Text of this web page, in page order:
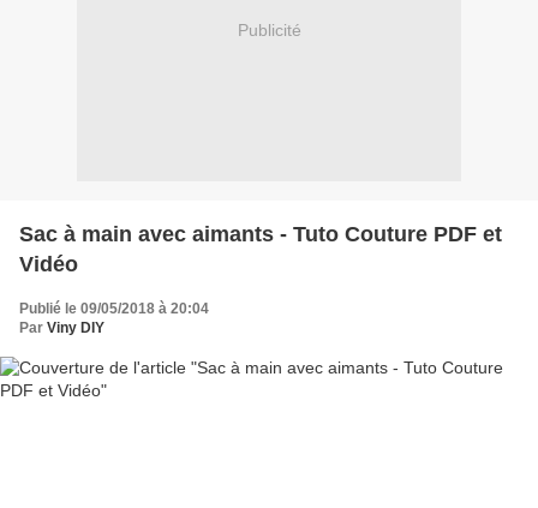
Publicité
Sac à main avec aimants - Tuto Couture PDF et
Vidéo
Publié le 09/05/2018 à 20:04
Par Viny DIY